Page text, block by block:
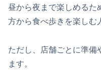
昼から夜まで楽しめるた
方から食べ歩きを楽しむ
ただし、店舗ごとに準備
ます。